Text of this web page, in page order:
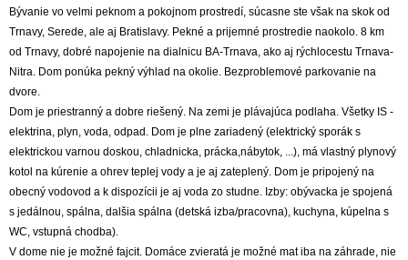
Bývanie vo velmi peknom a pokojnom prostredí, súcasne ste však na skok od
Trnavy, Serede, ale aj Bratislavy. Pekné a prijemné prostredie naokolo. 8 km
od Trnavy, dobré napojenie na dialnicu BA-Trnava, ako aj rýchlocestu Trnava-
Nitra. Dom ponúka pekný výhlad na okolie. Bezproblemové parkovanie na
dvore.
Dom je priestranný a dobre riešený. Na zemi je plávajúca podlaha. Všetky IS -
elektrina, plyn, voda, odpad. Dom je plne zariadený (elektrický sporák s
elektrickou varnou doskou, chladnicka, prácka,nábytok, ...), má vlastný plynový
kotol na kúrenie a ohrev teplej vody a je aj zateplený. Dom je pripojený na
obecný vodovod a k dispozícii je aj voda zo studne. Izby: obývacka je spojená
s jedálnou, spálna, dalšia spálna (detská izba/pracovna), kuchyna, kúpelna s
WC, vstupná chodba).
V dome nie je možné fajcit. Domáce zvieratá je možné mat iba na záhrade, nie